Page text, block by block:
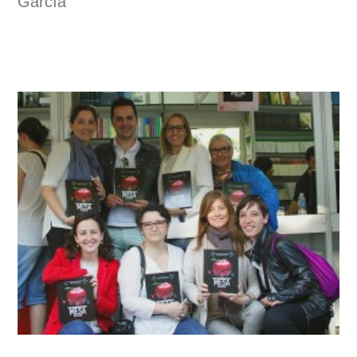
menos interesante, en realidad creo que es necesaria
teniendo en cuenta que soy cordobesa y que en mi
ciudad se va a realizar un evento de esos que seguro
dejarán huella Córdoba Califato Gourmet, tanto para la
ciudad como para todos los que asistan y los que los
sigáis por las redes.
Aprovechando la condición que ostentamos de
Capitalidad Iberoamericana de la Cultura Gastronómica,
siete de los mejores y más reconocidos chef españoles
se darán cita para intentar aunar todo el saber y fusionar
las cuatro culturas romana, árabe, judía y cristiana